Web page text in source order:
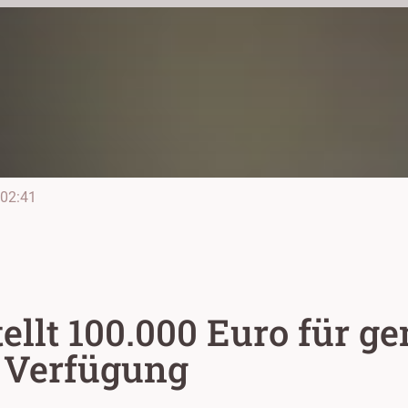
02:41
100.000 Euro für